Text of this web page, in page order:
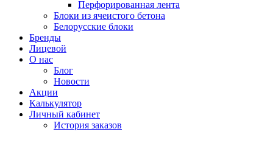
Перфорированная лента
Блоки из ячеистого бетона
Белорусские блоки
Бренды
Лицевой
О нас
Блог
Новости
Акции
Калькулятор
Личный кабинет
История заказов